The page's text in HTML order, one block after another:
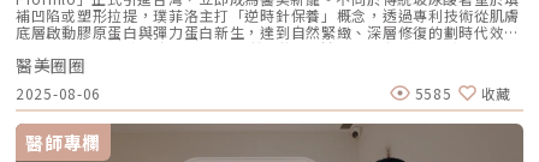
用。與傳統玻尿酸增加臉部「厚重感」或「體積支撐」的邏輯完全不同，
Profhilo 本質上是液態拉皮。我們採用國際標準的 BAP（Bio Aesthetic
的黃金位置： 顴骨高點：啟動中臉肌膚的生物重塑，優化張力。 鼻翼瞳孔
交界：透過提升肌膚彈力，自然弱化法令紋的視覺感。 耳廓下前緣：強化
臉部外側緊緻度，讓輪廓不再鬆垮。 下頷嘴角交界：改善嘴角周圍的鬆
弛，恢復皮膚原有的拉力。 下顎角前緣：誘導彈力蛋白新生，收緊下頷邊
緣的曲線。這五個點位並非用來「填充凹陷」，而是作為信號啟動點，讓玻
尿酸在皮下如水幕般擴散，誘導彈力蛋白大量新生，像是在皮下植入了一層
補凹陷或塑形拉提，璞菲洛主打「逆時針保養」概念，透過專利技術從肌膚
底層啟動膠原蛋白與彈力蛋白新生，達到自然緊緻、深層修復的劃時代效
果。 Profhilo更邀請郭台銘夫人曾馨瑩擔任形象大使，迅速成為市場焦
點。我們將帶你全面認識這項創新療程，從作用原理、五大特色到適合對象
與常見問題，一次搞懂「逆時針玻尿酸」的魅力！ 璞菲洛Profhilo是什
麼？ 璞菲洛是一項注射型玻尿酸產品，由瑞士IBSA研發，正式名稱為「高
低分子玻尿酸皮下植入劑」，在台灣獲得衛福部核准，俗稱為「逆時針」。
與傳統玻尿酸不同，璞菲洛不以填補凹陷為目的，而是透過生物重塑（bio-
remodeling）方式，喚醒肌膚自身的修復機能，促進膠原蛋白和彈力蛋白
醫美圈圈
2025-08-06 5585 收藏
醫師專欄